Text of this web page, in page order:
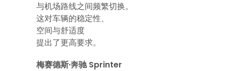
与机场路线之间频繁切换。
这对车辆的稳定性、
空间与舒适度
提出了更高要求。
梅赛德斯·奔驰 Sprinter